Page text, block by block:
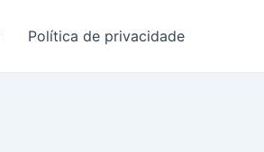
Política de privacidade